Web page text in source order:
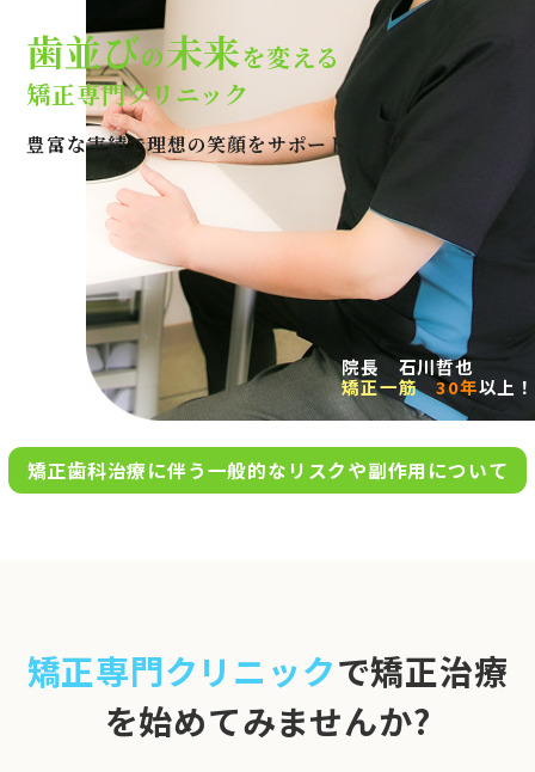
費用について
クリニック案内
Q＆A
アクセス
お問い合わせ
完全
0120-695-578
※日曜は不定期で診療してい
ます
歯並びの未来を変える
矯正専門クリニック
豊富な実績で理想の笑顔をサポートします
院長 石川哲也
矯正一筋
30年以上！
矯正歯科治療に伴う一般的なリスクや副作用について
矯正専門クリニックで矯正治療
を始めてみませんか?